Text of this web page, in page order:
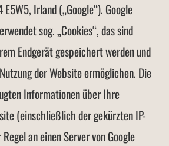
Irland („Google“). Google
sog. „Cookies“, das sind
Endgerät gespeichert werden und
der Website ermöglichen. Die
Informationen über Ihre
(einschließlich der gekürzten IP-
an einen Server von Google